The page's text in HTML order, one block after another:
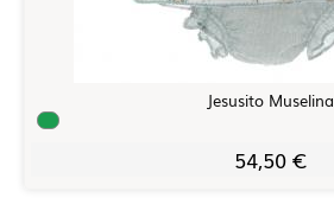
Jesusito Muselina
54,50 €